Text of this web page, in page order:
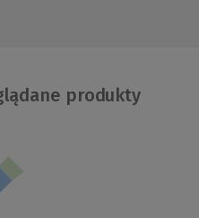
produkty